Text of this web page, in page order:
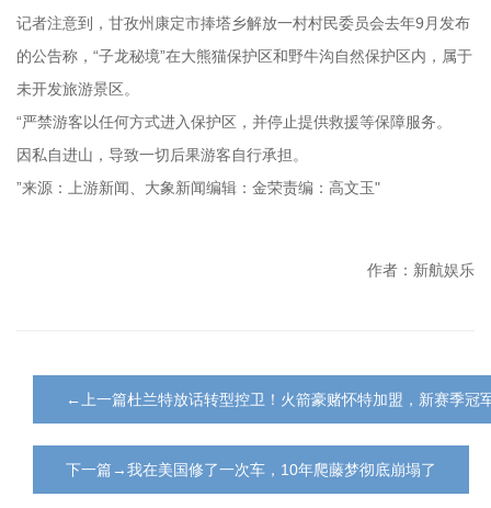
记者注意到，甘孜州康定市捧塔乡解放一村村民委员会去年9月发布
的公告称，“子龙秘境”在大熊猫保护区和野牛沟自然保护区内，属于
未开发旅游景区。
“严禁游客以任何方式进入保护区，并停止提供救援等保障服务。
因私自进山，导致一切后果游客自行承担。
”来源：上游新闻、大象新闻编辑：金荣责编：高文玉"
作者：新航娱乐
←上一篇杜兰特放话转型控卫！火箭豪赌怀特加盟，新赛季冠
下一篇→我在美国修了一次车，10年爬藤梦彻底崩塌了